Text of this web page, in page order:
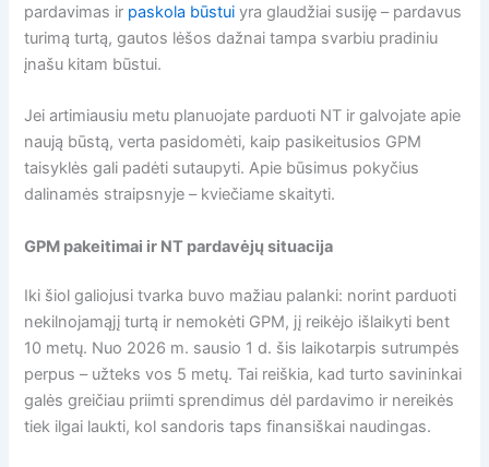
pardavimas ir paskola būstui yra glaudžiai susiję – pardavus
turimą turtą, gautos lėšos dažnai tampa svarbiu pradiniu
įnašu kitam būstui.
Jei artimiausiu metu planuojate parduoti NT ir galvojate apie
naują būstą, verta pasidomėti, kaip pasikeitusios GPM
taisyklės gali padėti sutaupyti. Apie būsimus pokyčius
dalinamės straipsnyje – kviečiame skaityti.
GPM pakeitimai ir NT pardavėjų situacija
Iki šiol galiojusi tvarka buvo mažiau palanki: norint parduoti
nekilnojamąjį turtą ir nemokėti GPM, jį reikėjo išlaikyti bent
10 metų. Nuo 2026 m. sausio 1 d. šis laikotarpis sutrumpės
perpus – užteks vos 5 metų. Tai reiškia, kad turto savininkai
galės greičiau priimti sprendimus dėl pardavimo ir nereikės
tiek ilgai laukti, kol sandoris taps finansiškai naudingas.